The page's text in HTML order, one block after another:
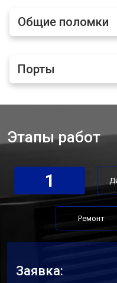
Общие поломки
Порты
Этапы работ
1
Ремонт
Заявка: